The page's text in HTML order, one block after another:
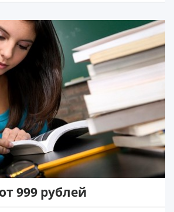
от 999 рублей